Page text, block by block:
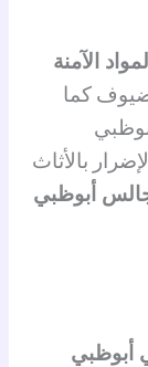
الآمنة
كما
بالأثاث
أبوظبي